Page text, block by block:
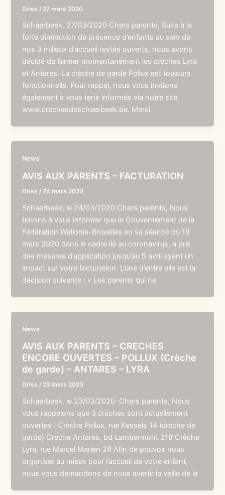
Driss / 27 mars 2020
Schaerbeek, 27/03/2020 Chers parents, Suite à la
forte diminution de présence d’enfants au sein de
nos 3 milieux d’accueil restés ouverts, nous avons
décidé de fermer momentanément les crèches Lyra
et Antarès. La crèche de garde Pollux est toujours
fonctionnelle. Pour rappel, nous vous invitons
également à vous tenir informés via notre site
www.crechesdeschaerbeek.be. Merci
News
AVIS AUX PARENTS – FACTURATION
Driss / 24 mars 2020
Schaerbeek, le 24/03/2020 Chers parents, Nous
tenons à vous informer que le Gouvernement de la
Fédération Wallonie-Bruxelles en sa séance du 19
mars 2020 dans le cadre lié au coronavirus, a pris
des mesures d’application jusqu’au 5 avril ayant un
impact sur votre facturation. L’une d’entre elle est la
décision suivante : « Les parents qui ne
News
AVIS AUX PARENTS – CRECHES
ENCORE OUVERTES – POLLUX (Crèche
de garde) – ANTARES – LYRA
Driss / 23 mars 2020
Schaerbeek, le 23/03/2020 Chers parents, Nous
vous rappelons que 3 crèches sont actuellement
ouvertes : Crèche Pollux, rue Kessels 14 (crèche de
garde) Crèche Antarès, bd Lambermont 218 Crèche
Lyra, rue Marcel Marien 26 Afin de pouvoir nous
organiser au mieux pour l’accueil de votre enfant,
nous vous demandons de nous avertir la veille de la